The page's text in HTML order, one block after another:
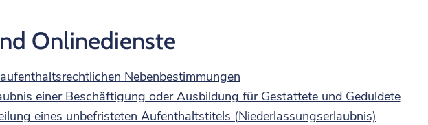
Onlinedienste
Nebenbestimmungen
einer Beschäftigung oder Ausbildung für Gestattete und Geduldete
eines unbefristeten Aufenthaltstitels (Niederlassungserlaubnis)